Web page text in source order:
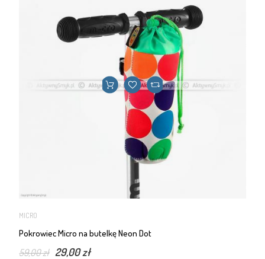
MICRO
Pokrowiec Micro na butelkę Neon Dot
59,00 zł 29,00 zł